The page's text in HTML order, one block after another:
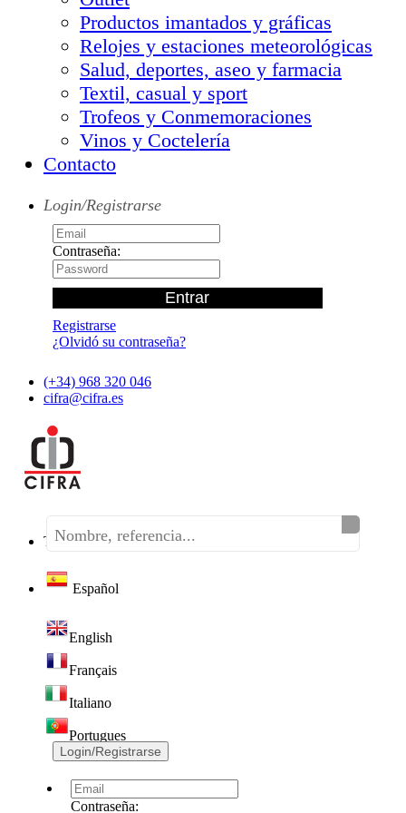
Productos imantados y gráficas
Relojes y estaciones meteorológicas
Salud, deportes, aseo y farmacia
Textil, casual y sport
Trofeos y Conmemoraciones
Vinos y Coctelería
Contacto
Login/Registrarse
Contraseña:
Registrarse
¿Olvidó su contraseña?
(+34) 968 320 046
cifra@cifra.es
Teléfono:(+34) 968 320 046
Español
English
Français
Italiano
Portugues
Login/Registrarse
Contraseña: